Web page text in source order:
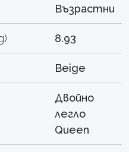
Възрастни
8.93
Beige
Двойно
легло
Queen